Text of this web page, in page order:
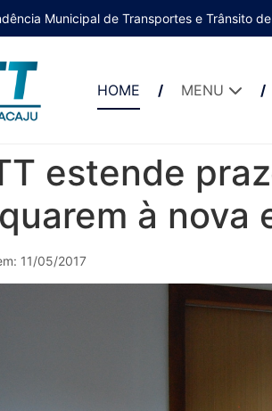
Municipal de Transportes e Trânsito
HOME MENU
estende
à nova
11/05/2017